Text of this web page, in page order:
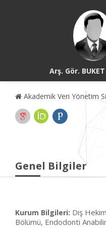
Arş. Gör.
Akademik Veri Yönetim
Genel Bilgiler
Kurum Bilgileri: Diş
Bölümü, Endodonti